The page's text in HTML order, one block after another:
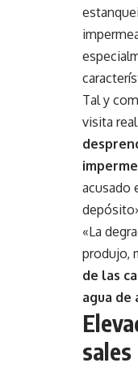
Tal y
visita
acusado
«La
produjo,
de las
agua de
sales